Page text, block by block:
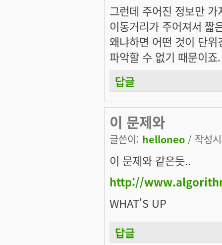
그런데 주어진 정보만
이동거리가 주어져서 짧
왜냐하면 어떤 것이 단
파악할 수 없기 때문이죠.
답글
이 문제와
글쓴이: helloneo / 작성
이 문제와 같은듯..
http://
WHAT'S UP
답글